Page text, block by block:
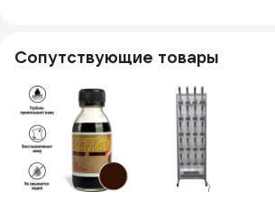
Сопутствующие товары